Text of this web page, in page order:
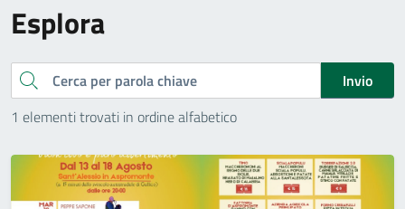
Esplora
Cerca
Invio
1 elementi trovati in ordine alfabetico